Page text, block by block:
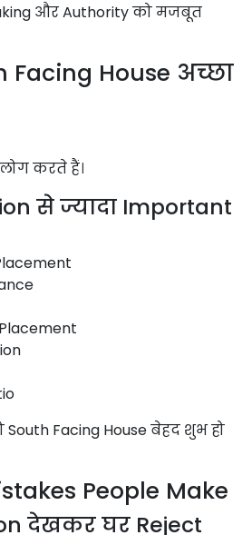
और Authority को मजबूत
Facing House अच्छा
करते हैं।
से ज्यादा Important
South Facing House बेहद शुभ हो
People Make
देखकर घर Reject